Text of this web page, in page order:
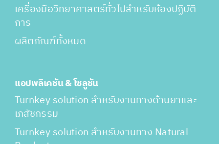
เครื่องมือวิทยาศาสตร์ทั่วไปสำหรับห้องปฏิบัติ
การ
ผลิตภัณฑ์ทั้งหมด
แอปพลิเคชัน & โซลูชัน
Turnkey solution สำหรับงานทางด้านยาและ
เภสัชกรรม
Turnkey solution สำหรับงานทาง Natural